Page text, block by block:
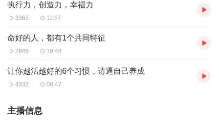
执行力，创造力，幸福力
3365 11:57
命好的人，都有1个共同特征
2848 10:48
让你越活越好的6个习惯，请逼自己养成
4332 08:47
主播信息